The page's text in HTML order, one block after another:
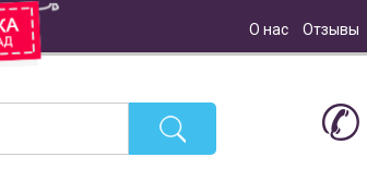
О нас Отзывы